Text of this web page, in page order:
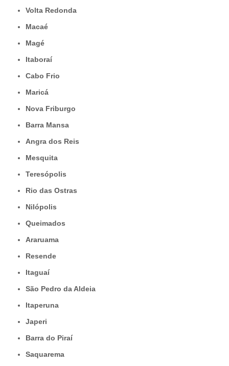
Volta Redonda
Macaé
Magé
Itaboraí
Cabo Frio
Maricá
Nova Friburgo
Barra Mansa
Angra dos Reis
Mesquita
Teresópolis
Rio das Ostras
Nilópolis
Queimados
Araruama
Resende
Itaguaí
São Pedro da Aldeia
Itaperuna
Japeri
Barra do Piraí
Saquarema